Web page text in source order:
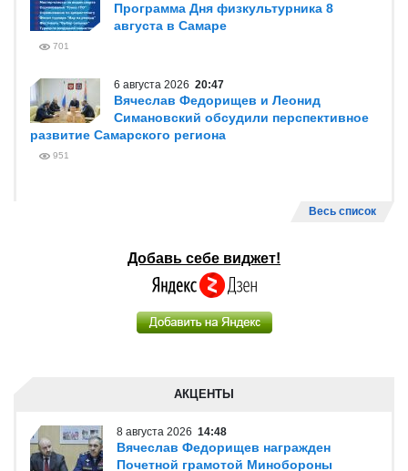
Программа Дня физкультурника 8
августа в Самаре
701
6 августа 2026 20:47
Вячеслав Федорищев и Леонид
Симановский обсудили перспективное
развитие Самарского региона
951
Весь список
Добавь себе виджет!
АКЦЕНТЫ
8 августа 2026 14:48
Вячеслав Федорищев награжден
Почетной грамотой Минобороны